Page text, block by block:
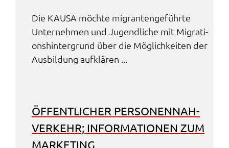
Die KAUSA möch­te migran­ten­ge­führ­te
Unter­neh­men und Jugend­li­che mit Migra­ti­
ons­hin­ter­grund über die Möglich­kei­ten der
Ausbil­dung aufklä­ren ...
ÖFFENT­LI­CHER PERSO­NEN­NAH­
VER­KEHR; INFOR­MA­TIO­NEN ZUM
MARKE­TING